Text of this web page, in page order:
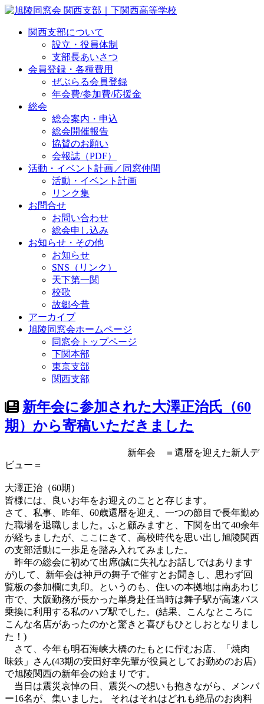
関西支部について
設立・役員体制
支部長あいさつ
会員登録・各種費用
ぜぶらる会員登録
年会費/参加費/応援金
総会
総会案内・申込
総会開催報告
協賛のお願い
会報誌（PDF）
活動・イベント計画／同窓仲間
活動・イベント計画
リンク集
お問合せ
お問い合わせ
総会申し込み
お知らせ・その他
お知らせ
SNS（リンク）
天下第一関
校歌
故郷今昔
アーカイブ
旭陵同窓会ホームページ
同窓会トップページ
下関本部
東京支部
関西支部
新年会に参加された大澤正治氏（60
期）から寄稿いただきました
新年会 ＝還暦を迎えた新人デ
ビュー＝
大澤正治（60期）
皆様には、良いお年をお迎えのことと存じます。
さて、私事、昨年、60歳還暦を迎え、一つの節目で長年勤め
た職場を退職しました。ふと顧みますと、下関を出て40余年
が経ちましたが、ここにきて、高校時代を思い出し旭陵関西
の支部活動に一歩足を踏み入れてみました。
昨年の総会に初めて出席(誠に失礼なお話しではあります
が)して、新年会は神戸の舞子で催すとお聞きし、思わず回
覧板の参加欄に丸印。というのも、住いの本拠地は南あわじ
市で、大阪勤務が長かった単身赴任当時は舞子駅が高速バス
乗換に利用する私のハブ駅でした。(結果、こんなところに
こんな名店があったのかと驚きと喜びもひとしおとなりまし
た！)
さて、今年も明石海峡大橋のたもとに佇むお店、「焼肉
味鉄」さん(43期の安田好幸先輩が役員としてお勤めのお店)
で旭陵関西の新年会の始まりです。
当日は震災哀悼の日、震災への想いも抱きながら、メンバ
ー16名が、集いました。 それはそれはどれも絶品のお肉料